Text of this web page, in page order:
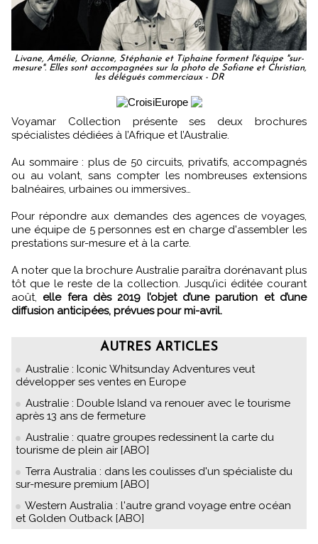
Livane, Amélie, Orianne, Stéphanie et Tiphaine forment l'équipe "sur-
mesure". Elles sont accompagnées sur la photo de Sofiane et Christian,
les délégués commerciaux - DR
Voyamar Collection présente ses deux brochures
spécialistes dédiées à l’Afrique et l’Australie.
Au sommaire : plus de 50 circuits, privatifs, accompagnés
ou au volant, sans compter les nombreuses extensions
balnéaires, urbaines ou immersives…
Pour répondre aux demandes des agences de voyages,
une équipe de 5 personnes est en charge d'assembler les
prestations sur-mesure et à la carte.
A noter que la brochure Australie paraîtra dorénavant plus
tôt que le reste de la collection. Jusqu’ici éditée courant
août, elle fera dès 2019 l’objet d’une parution et d’une
diffusion anticipées, prévues pour mi-avril.
AUTRES ARTICLES
Australie : Iconic Whitsunday Adventures veut
développer ses ventes en Europe
Australie : Double Island va renouer avec le tourisme
après 13 ans de fermeture
Australie : quatre groupes redessinent la carte du
tourisme de plein air [ABO]
Terra Australia : dans les coulisses d'un spécialiste du
sur-mesure premium [ABO]
Western Australia : l'autre grand voyage entre océan
et Golden Outback [ABO]